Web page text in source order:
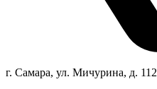
г. Самара, ул. Мичурина, д. 112